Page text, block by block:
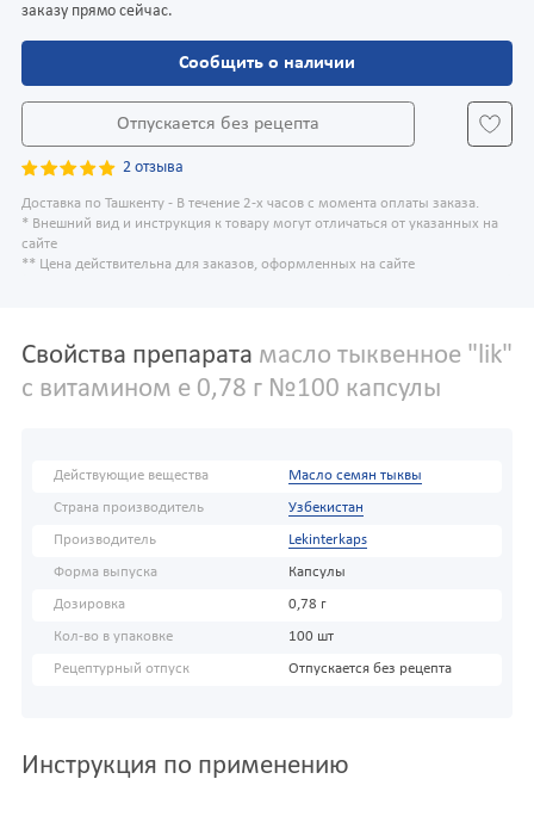
заказу прямо сейчас.
Сообщить о наличии
Отпускается без рецепта
2 отзыва
Доставка по Ташкенту - В течение 2-х часов с момента оплаты заказа.
* Внешний вид и инструкция к товару могут отличаться от указанных на
сайте
** Цена действительна для заказов, оформленных на сайте
Свойства препарата масло тыквенное "lik"
c витамином е 0,78 г №100 капсулы
Действующие вещества Масло семян тыквы
Страна производитель Узбекистан
Производитель Lekinterkaps
Форма выпуска Капсулы
Дозировка 0,78 г
Кол-во в упаковке 100 шт
Рецептурный отпуск Отпускается без рецепта
Инструкция по применению